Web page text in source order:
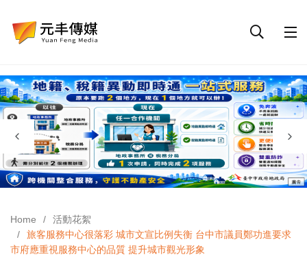
Home
活動花絮
旅客服務中心很落彩 城市文宣比例失衡 台中市議員鄭功進要求
市府應重視服務中心的品質 提升城市觀光形象